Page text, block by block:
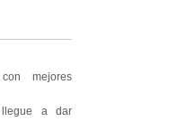
mejores
llegue a dar